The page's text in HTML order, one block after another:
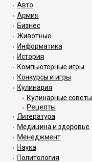
Авто
Армия
Бизнес
Животные
Информатика
История
Компьютерные игры
Конкурсы и игры
Кулинария
Кулинарные советы
Рецепты
Литература
Медицина и здоровье
Менеджмент
Наука
Политология